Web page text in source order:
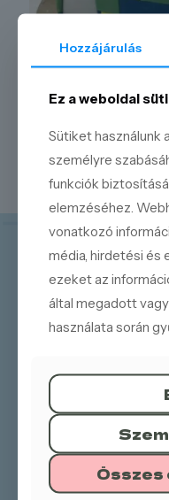
Hozzájárulás
Ez a weboldal
Sütiket használunk
személyre
funkciók
elemzéséhez.
vonatkozó
média, hirdetési és
ezeket az
által megadott
használata során
Összes